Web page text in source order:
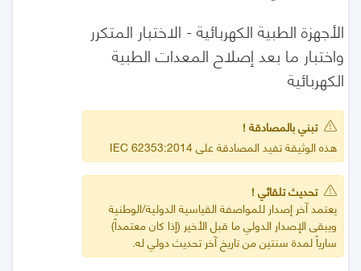
الأجهزة الطبية الكهربائية - الاختبار المتكرر
واختبار ما بعد إصلاح المعدات الطبية
الكهربائية
تبني بالمصادقة !
هذه الوثيقة تفيد المصادقة على IEC 62353:2014
تحديث تلقائي !
يعتمد آخر إصدار للمواصفة القياسية الدولية/الوطنية
ويبقى الإصدار الدولي ما قبل الأخير (إذا كان معتمداً)
سارياً لمدة سنتين من تاريخ آخر تحديث دولي له.